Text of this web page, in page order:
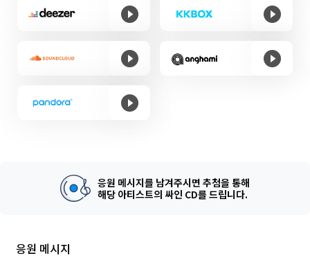
응원 메시지를 남겨주시면 추첨을 통해
해당 아티스트의 싸인 CD를 드립니다.
응원 메시지